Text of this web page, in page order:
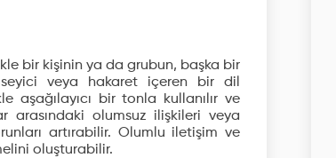
bir kişinin ya da grubun, başka bir
veya hakaret içeren bir dil
bir tonla kullanılır ve
arasındaki olumsuz ilişkileri veya
artırabilir. Olumlu iletişim ve
oluşturabilir.